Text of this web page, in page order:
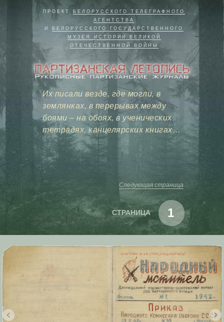
ПРОЕКТ БЕЛОРУССКОГО ТЕЛЕГРАФНОГО
АГЕНТСТВА
И БЕЛОРУССКОГО ГОСУДАРСТВЕННОГО
МУЗЕЯ ИСТОРИИ ВЕЛИКОЙ
ОТЕЧЕСТВЕННОЙ ВОЙНЫ
Их писали везде, где могли, в
землянках, в перерывах между
боями – на обоях, в ученических
тетрадях, канцелярских книгах…
СТРАНИЦА 1
Следующая страница